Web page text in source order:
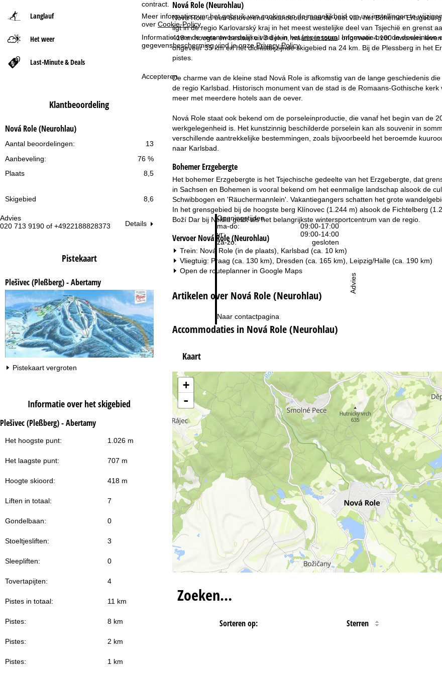
contract.
Meer informatie over het gebruik van cookies en de mogelijkheid om uw instellingen te
over Cookie-Policy.
Informatie over de verantwoordelijke vind je in hetImpressum. Informatie over de doeleinden
gegevensbescherming vind je onzePrivacy Policy.
Accepteren
Advies
020 713 9190 of +4922188828373
Openingstijden
ma-do:
09:00-17:00
vr:
09:00-14:00
za-zo:
gesloten
Naar contactpagina
Advies
Langlauf
Het weer
Last-Minute & Deals
Klantbeoordeling
Nová Role (Neurohlau)
13
Aantal beoordelingen:
76 %
Aanbeveling:
Plaats
8,5
Skigebied 8,6
Details
Pistekaart
Plešivec (Pleßberg) - Abertamy
Pistekaart vergroten
Informatie over het skigebied
Plešivec (Pleßberg) - Abertamy
Het hoogste punt: 1.026 m
Het laagste punt: 707 m
Hoogte skioord: 418 m
Liften in totaal: 7
Gondelbaan: 0
Stoeltjesliften: 3
Sleepliften: 0
Tovertapijten: 4
Pistes in totaal: 11 km
Pistes: 8 km
Pistes: 2 km
Pistes: 1 km
t
p
a
g
i
n
a
Nová Role (Neurohlau)
Nová Role is een betoverend vakantieoord aan de voet van het Bohemer
ligt in de regio Karlovarský kraj in het meest westelijke deel van Tsjechië en grenst
418 m hoogte en bestaat uit 3 delen, waarin in totaal ongeveer 4.100 inwoners
ongeveer 35 km en het dichtstbijzijnde skigebied na 24 km. Bij de Plessberg in het
pistes.
De charme van de kleine stad Nová Role is afkomstig van de lange geschiedenis
de regio Karlsbad. Historisch monument van de stad is de Romaans-Gothische
meer met meerdere hotels aan de oever.
Nová Role staat ook bekend om de porseleinproductie, die vanaf het begin van de
werkgelegenheid is. Het kunstzinnig beschilderde porselein kan als souvenir in
verschillende aantrekkelijke bestemmingen, zoals bijvoorbeeld het beroemde
naar Karlsbad.
Bohemer Erzgebergte
Het bohemer Erzgebergte is het Tsjechische gedeelte van het Erzgebergte, dat
in Sachsen en Bohemen is vooral bekend om het eenmalige landschap alsook de
Schwibbogen en 'Räuchermannlein'. Vakantiegangers schatten het grote
In het grensgebied bij de hoogste berg Klínovec (1.244 m) alsook de Fichtelberg
Boží Dar bij Neklid geldt als het belangrijkste wintersportcentrum van de regio.
Vervoer Nová Role (Neurohlau)
Trein: Nová Role (in de plaats), Karlsbad (ca. 10 km)
Vliegtuig: Praag (ca. 130 km), Dresden (ca. 165 km), Leipzig/Halle (ca. 190 km)
Open de routeplanner in Google Maps
Artikelen over Nová Role (Neurohlau)
Accommodaties in Nová Role (Neurohlau)
Kaart
+
-
Zoeken…
Sorteren op: Sterren